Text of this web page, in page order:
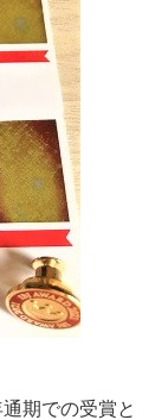
期での受賞と